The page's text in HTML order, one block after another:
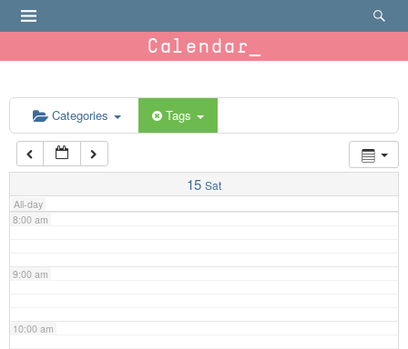
Calendar
Categories Tags
15 Sat
All-day
6:00 am
7:00 am
8:00 am
9:00 am
10:00 am